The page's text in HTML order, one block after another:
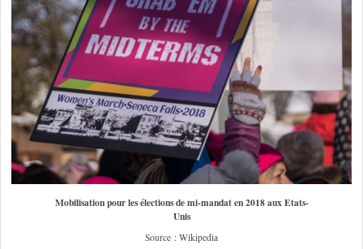
Mobilisation pour les élections de mi-mandat en 2018 aux Etats-
Unis
Source : Wikipedia